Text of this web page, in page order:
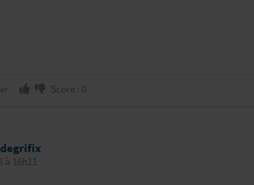
Score : 0
à 16h11